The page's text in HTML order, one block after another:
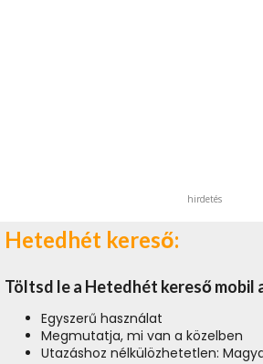
hirdetés
Hetedhét kereső:
Töltsd le a Hetedhét kereső mobil
Egyszerű használat
Megmutatja, mi van a közelben
Utazáshoz nélkülözhetetlen: